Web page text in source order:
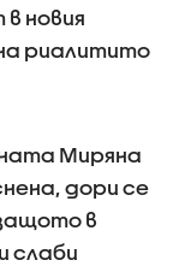
новия
риалитито
Миряна
дори се
в
слаби